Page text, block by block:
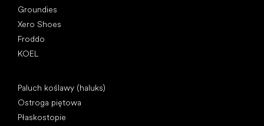
Groundies
Xero Shoes
Froddo
KOEL
Paluch koślawy (haluks)
Ostroga piętowa
Płaskostopie